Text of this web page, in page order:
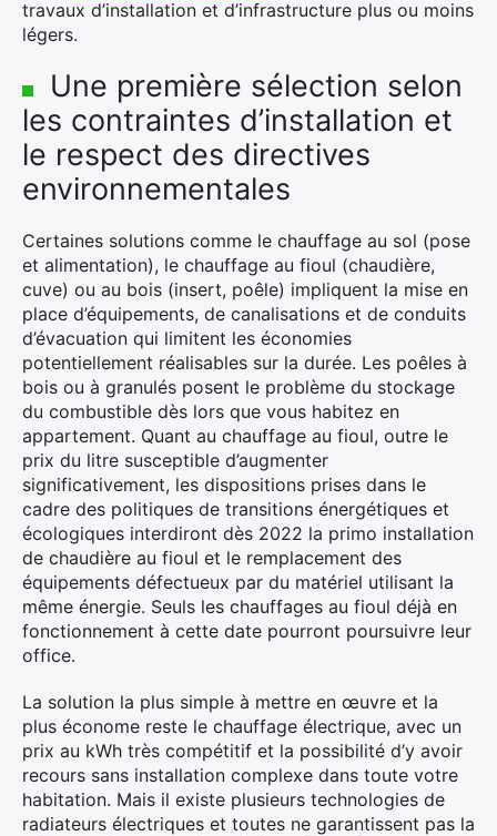
travaux d’installation et d’infrastructure plus ou moins
légers.
Une première sélection selon
les contraintes d’installation et
le respect des directives
environnementales
Certaines solutions comme le chauffage au sol (pose
et alimentation), le chauffage au fioul (chaudière,
cuve) ou au bois (insert, poêle) impliquent la mise en
place d’équipements, de canalisations et de conduits
d’évacuation qui limitent les économies
potentiellement réalisables sur la durée. Les poêles à
bois ou à granulés posent le problème du stockage
du combustible dès lors que vous habitez en
appartement. Quant au chauffage au fioul, outre le
prix du litre susceptible d’augmenter
significativement, les dispositions prises dans le
cadre des politiques de transitions énergétiques et
écologiques interdiront dès 2022 la primo installation
de chaudière au fioul et le remplacement des
équipements défectueux par du matériel utilisant la
même énergie. Seuls les chauffages au fioul déjà en
fonctionnement à cette date pourront poursuivre leur
office.
La solution la plus simple à mettre en œuvre et la
plus économe reste le chauffage électrique, avec un
prix au kWh très compétitif et la possibilité d’y avoir
recours sans installation complexe dans toute votre
habitation. Mais il existe plusieurs technologies de
radiateurs électriques et toutes ne garantissent pas la